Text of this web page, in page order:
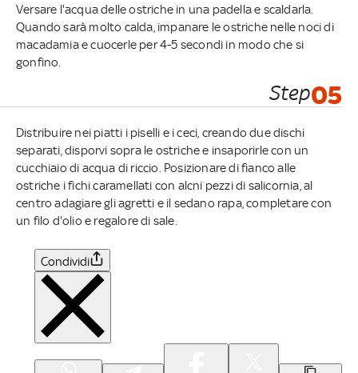
Versare l'acqua delle ostriche in una padella e scaldarla.
Quando sarà molto calda, impanare le ostriche nelle noci di
macadamia e cuocerle per 4-5 secondi in modo che si
gonfino.
Step05
Distribuire nei piatti i piselli e i ceci, creando due dischi
separati, disporvi sopra le ostriche e insaporirle con un
cucchiaio di acqua di riccio. Posizionare di fianco alle
ostriche i fichi caramellati con alcni pezzi di salicornia, al
centro adagiare gli agretti e il sedano rapa, completare con
un filo d'olio e regalore di sale.
Condividi